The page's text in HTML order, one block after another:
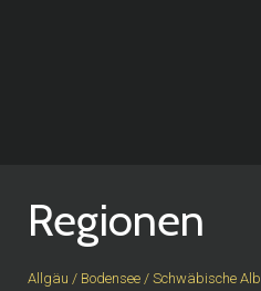
Regionen
Allgäu / Bodensee / Schwäbische Alb